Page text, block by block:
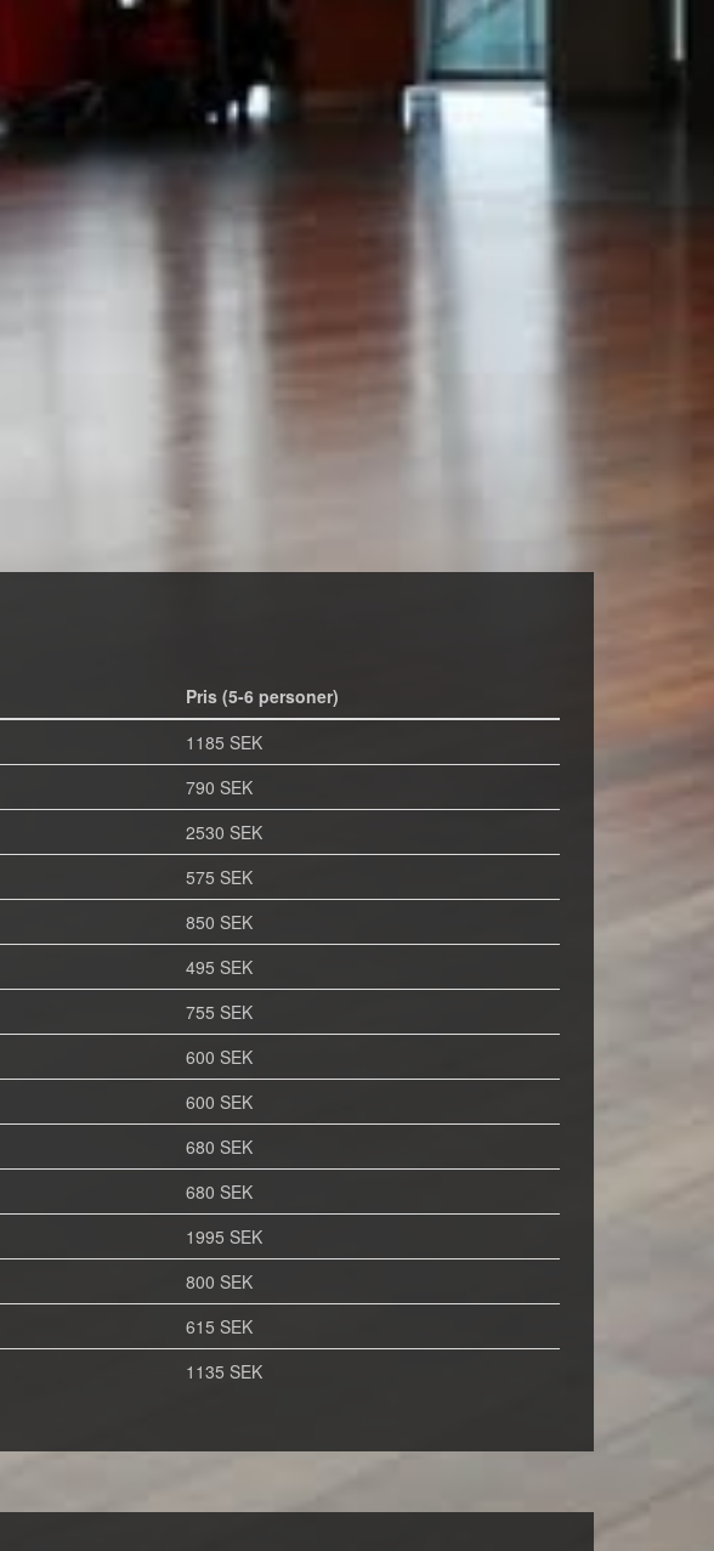
Pris (5-6 personer)
1185 SEK
790 SEK
2530 SEK
575 SEK
850 SEK
495 SEK
755 SEK
600 SEK
600 SEK
680 SEK
680 SEK
1995 SEK
800 SEK
615 SEK
1135 SEK